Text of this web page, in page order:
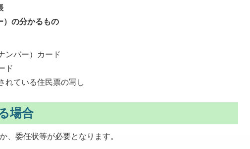
）の分かるもの
ンバー）カード
ド
れている住民票の写し
場合
、委任状等が必要となります。